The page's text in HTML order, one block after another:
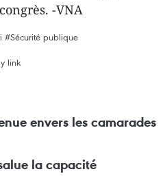
-VNA
#Sécurité publique
link
envers les camarades
la capacité